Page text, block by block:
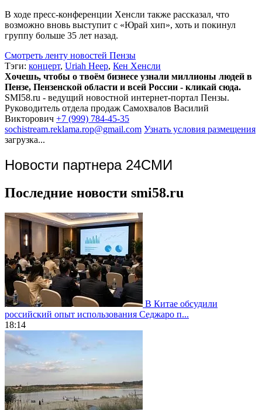
В ходе пресс-конференции Хенсли также рассказал, что
возможно вновь выступит с «Юрай хип», хоть и покинул
группу больше 35 лет назад.
Смотреть ленту новостей Пензы
Тэги: концерт, Uriah Heep, Кен Хенсли
Хочешь, чтобы о твоём бизнесе узнали миллионы людей в
Пензе, Пензенской области и всей России - кликай сюда.
SMI58.ru - ведущий новостной интернет-портал Пензы.
Руководитель отдела продаж Самохвалов Василий
Викторович +7 (999) 784-45-35
sochistream.reklama.rop@gmail.com Узнать условия размещения
загрузка...
Новости партнера 24СМИ
Последние новости smi58.ru
В Китае обсудили
российский опыт использования Седжаро п...
18:14